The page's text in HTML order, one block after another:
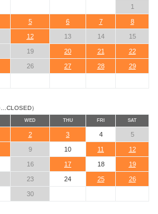
1
5 6 7 8
12 13 14 15
19 20 21 22
26 27 28 29
…CLOSED）
WED THU FRI SAT
2 3 4 5
9 10 11 12
16 17 18 19
23 24 25 26
30